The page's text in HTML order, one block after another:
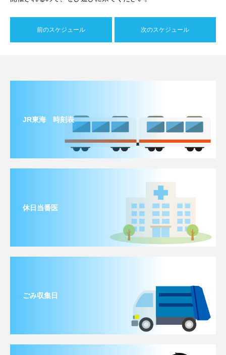
前のスケジュール 次のスケジュール
JR東海 時刻表
休日当番医
ごみ収集日